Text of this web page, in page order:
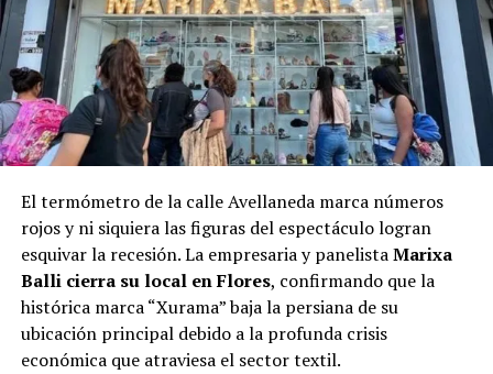
El termómetro de la calle Avellaneda marca números
rojos y ni siquiera las figuras del espectáculo logran
esquivar la recesión. La empresaria y panelistaMarixa
Balli cierra su local en Flores, confirmando que la
histórica marca “Xurama” baja la persiana de su
ubicación principal debido a la profunda crisis
económica que atraviesa el sector textil.